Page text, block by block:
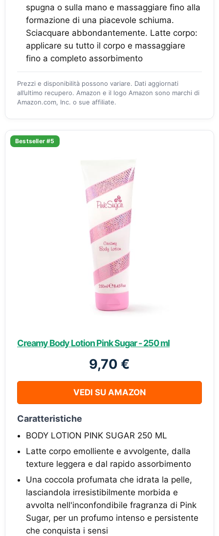
spugna o sulla mano e massaggiare fino alla
formazione di una piacevole schiuma.
Sciacquare abbondantemente. Latte corpo:
applicare su tutto il corpo e massaggiare
fino a completo assorbimento
Prezzi e disponibilità possono variare. Dati aggiornati
all’ultimo recupero. Amazon e il logo Amazon sono marchi di
Amazon.com, Inc. o sue affiliate.
Bestseller #5
Creamy Body Lotion Pink Sugar - 250 ml
9,70 €
VEDI SU AMAZON
Caratteristiche
BODY LOTION PINK SUGAR 250 ML
Latte corpo emolliente e avvolgente, dalla
texture leggera e dal rapido assorbimento
Una coccola profumata che idrata la pelle,
lasciandola irresistibilmente morbida e
avvolta nell'inconfondibile fragranza di Pink
Sugar, per un profumo intenso e persistente
che conquista i sensi